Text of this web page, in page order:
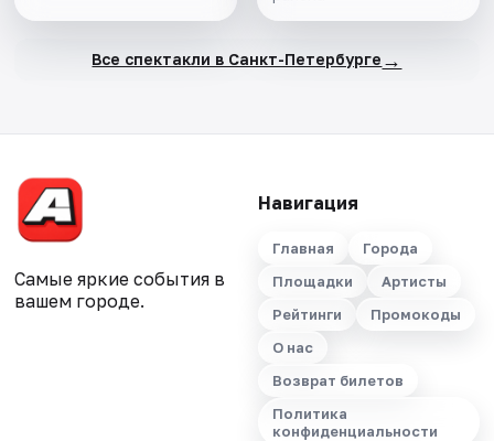
Все спектакли в Санкт-Петербурге →
Самые яркие события в
вашем городе.
Навигация
Главная
Города
Площадки
Артисты
Рейтинги
Промокоды
О нас
Возврат билетов
Политика
конфиденциальности